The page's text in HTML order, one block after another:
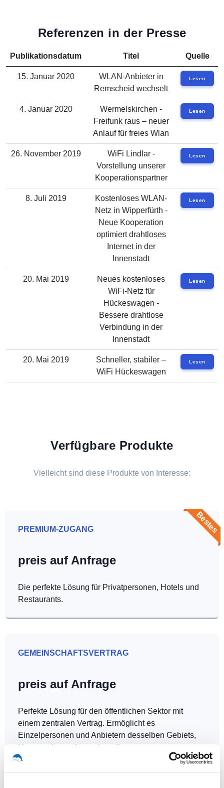
Referenzen in der Presse
Publikationsdatum Titel Quelle
15. Januar 2020
WLAN-Anbieter in
Remscheid wechselt
Lesen
4. Januar 2020
Wermelskirchen -
Freifunk raus – neuer
Anlauf für freies Wlan
Lesen
26. November 2019
WiFi Lindlar -
Vorstellung unserer
Kooperationspartner
Lesen
8. Juli 2019
Kostenloses WLAN-
Netz in Wipperfürth -
Neue Kooperation
optimiert drahtloses
Internet in der
Innenstadt
Lesen
20. Mai 2019
Neues kostenloses
WiFi-Netz für
Hückeswagen -
Bessere drahtlose
Verbindung in der
Innenstadt
Lesen
20. Mai 2019
Schneller, stabiler –
WiFi Hückeswagen
Lesen
Verfügbare Produkte
Vielleicht sind diese Produkte von Interesse:
Bestes
PREMIUM-ZUGANG
preis auf Anfrage
Die perfekte Lösung für Privatpersonen, Hotels und
Restaurants.
GEMEINSCHAFTSVERTRAG
preis auf Anfrage
Perfekte Lösung für den öffentlichen Sektor mit
einem zentralen Vertrag. Ermöglicht es
Einzelpersonen und Anbietern desselben Gebiets,
Hotspots kostenlos zu betreiben.